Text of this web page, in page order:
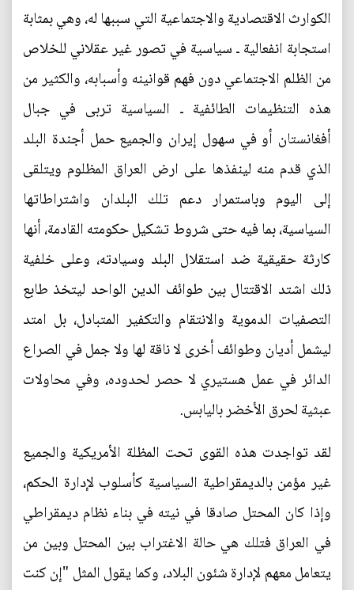
الكوارث الاقتصادية والاجتماعية التي سببها له، وهي بمثابة
استجابة انفعالية ـ سياسية في تصور غير عقلاني للخلاص
من الظلم الاجتماعي دون فهم قوانينه وأسبابه، والكثير من
هذه التنظيمات الطائفية ـ السياسية تربى في جبال
أفغانستان أو في سهول إيران والجميع حمل أجندة البلد
الذي قدم منه لينفذها على ارض العراق المظلوم ويتلقى
إلى اليوم وباستمرار دعم تلك البلدان واشتراطاتها
السياسية، بما فيه حتى شروط تشكيل حكومته القادمة، أنها
كارثة حقيقية ضد استقلال البلد وسيادته، وعلى خلفية
ذلك اشتد الاقتتال بين طوائف الدين الواحد ليتخذ طابع
التصفيات الدموية والانتقام والتكفير المتبادل، بل امتد
ليشمل أديان وطوائف أخرى لا ناقة لها ولا جمل في الصراع
الدائر في عمل هستيري لا حصر لحدوده، وفي محاولات
عبثية لحرق الأخضر باليابس.
لقد تواجدت هذه القوى تحت المظلة الأمريكية والجميع
غير مؤمن بالديمقراطية السياسية كأسلوب لإدارة الحكم،
وإذا كان المحتل صادقا في نيته في بناء نظام ديمقراطي
في العراق فتلك هي حالة الاغتراب بين المحتل وبين من
يتعامل معهم لإدارة شئون البلاد، وكما يقول المثل "إن كنت